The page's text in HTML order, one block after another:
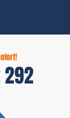
292